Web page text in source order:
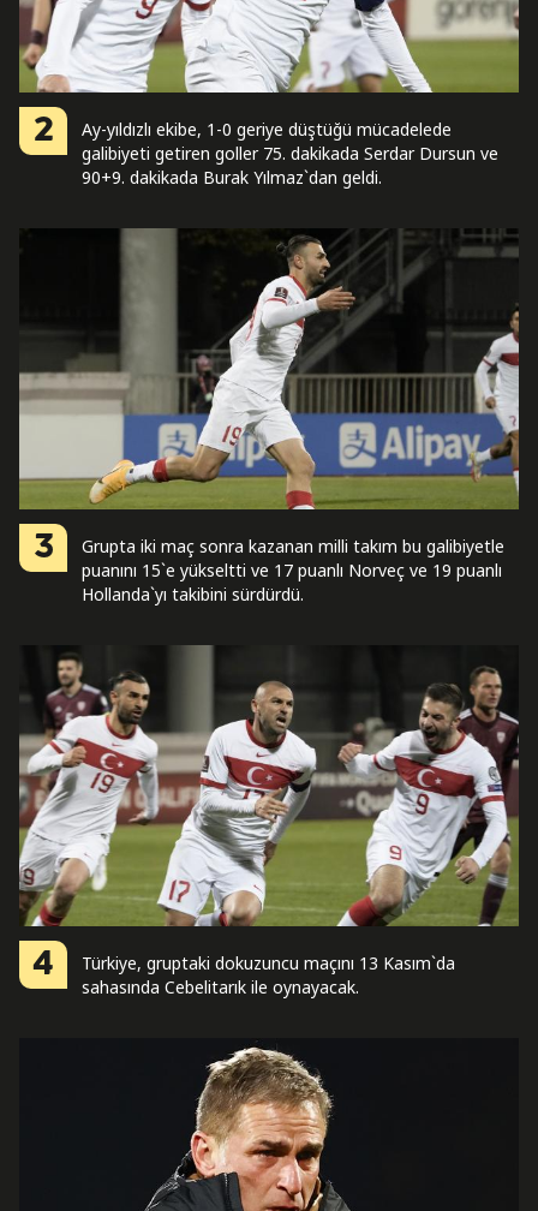
2
Ay-yıldızlı ekibe, 1-0 geriye düştüğü mücadelede
galibiyeti getiren goller 75. dakikada Serdar Dursun ve
90+9. dakikada Burak Yılmaz`dan geldi.
3
Grupta iki maç sonra kazanan milli takım bu galibiyetle
puanını 15`e yükseltti ve 17 puanlı Norveç ve 19 puanlı
Hollanda`yı takibini sürdürdü.
4
Türkiye, gruptaki dokuzuncu maçını 13 Kasım`da
sahasında Cebelitarık ile oynayacak.